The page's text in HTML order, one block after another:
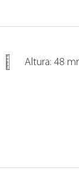
Altura: 48